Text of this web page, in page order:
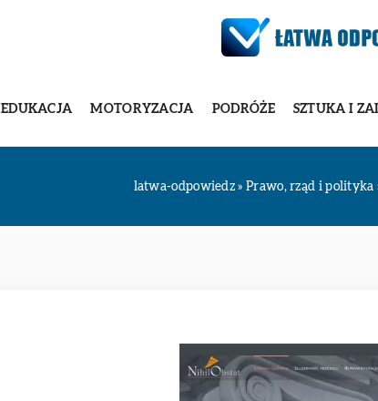
EDUKACJA MOTORYZACJA PODRÓŻE SZTUKA I
latwa-odpowiedz » Prawo, rząd i polityka